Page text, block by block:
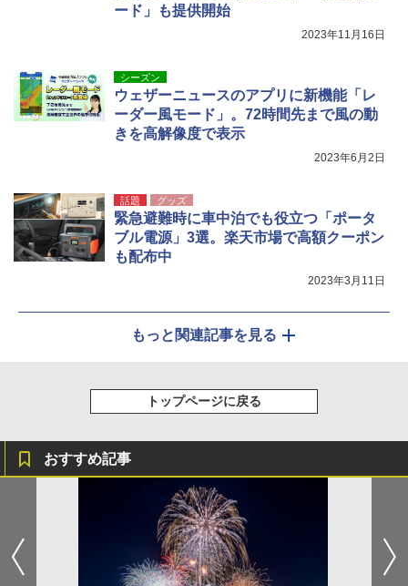
ード」も提供開始
2023年11月16日
シーズン
ウェザーニュースのアプリに新機能「レ
ーダー風モード」。72時間先まで風の動
きを高解像度で表示
2023年6月2日
話題 グッズ
緊急避難時に車中泊でも役立つ「ポータ
ブル電源」3選。楽天市場で高額クーポン
も配布中
2023年3月11日
もっと関連記事を見る
トップページに戻る
おすすめ記事